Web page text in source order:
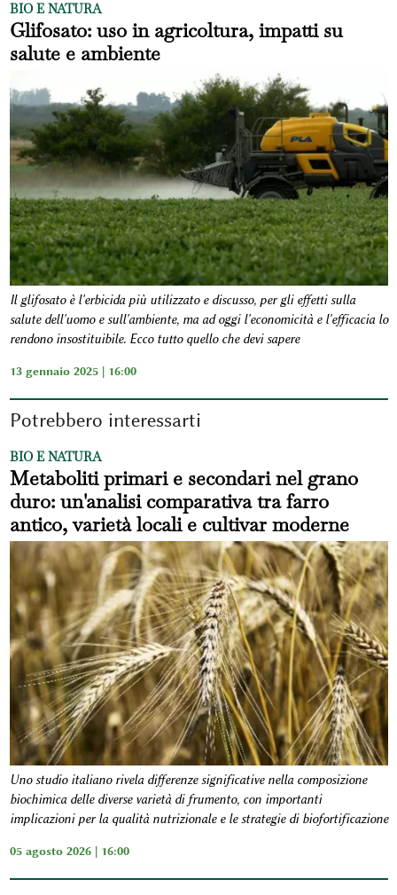
BIO E NATURA
Glifosato: uso in agricoltura, impatti su
salute e ambiente
Il glifosato è l'erbicida più utilizzato e discusso, per gli effetti sulla
salute dell'uomo e sull'ambiente, ma ad oggi l'economicità e l'efficacia lo
rendono insostituibile. Ecco tutto quello che devi sapere
13 gennaio 2025 | 16:00
Potrebbero interessarti
BIO E NATURA
Metaboliti primari e secondari nel grano
duro: un'analisi comparativa tra farro
antico, varietà locali e cultivar moderne
Uno studio italiano rivela differenze significative nella composizione
biochimica delle diverse varietà di frumento, con importanti
implicazioni per la qualità nutrizionale e le strategie di biofortificazione
05 agosto 2026 | 16:00